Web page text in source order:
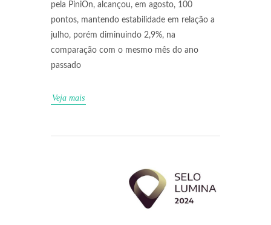
pela PiniOn, alcançou, em agosto, 100
pontos, mantendo estabilidade em relação a
julho, porém diminuindo 2,9%, na
comparação com o mesmo mês do ano
passado
Veja mais